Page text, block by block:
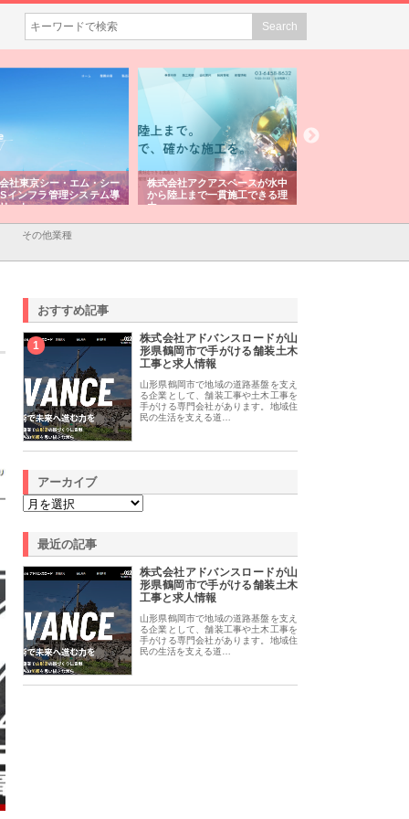
社東京シー・エム・シー
インフラ管理システム導
ット
株式会社アクアスペースが水中
から陸上まで一貫施工できる理
由
その他業種
おすすめ記事
1
株式会社アドバンスロードが山
形県鶴岡市で手がける舗装土木
工事と求人情報
山形県鶴岡市で地域の道路基盤を支え
る企業として、舗装工事や土木工事を
手がける専門会社があります。地域住
民の生活を支える道…
アーカイブ
最近の記事
株式会社アドバンスロードが山
形県鶴岡市で手がける舗装土木
工事と求人情報
山形県鶴岡市で地域の道路基盤を支え
る企業として、舗装工事や土木工事を
手がける専門会社があります。地域住
民の生活を支える道…